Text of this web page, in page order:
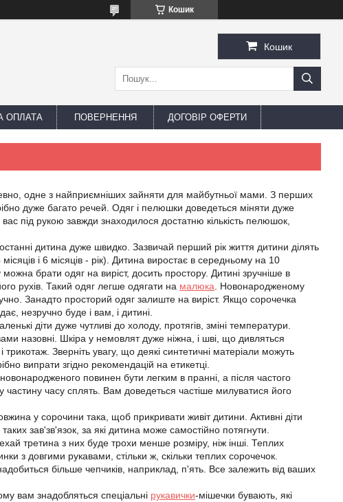
Кошик
Кошик
ОПЛАТА ПОВЕРНЕННЯ ДОГОВІР ОФЕРТИ
одне з найприємніших зайняти для майбутньої мами. З перших
дуже багато речей. Одяг і пелюшки доведеться міняти дуже
під рукою завжди знаходилося достатню кількість пелюшок,
дитина дуже швидко. Зазвичай перший рік життя дитини ділять
і 6 місяців - рік). Дитина виростає в середньому на 10
брати одяг на виріст, досить простору. Дитині зручніше в
рухів. Такий одяг легше одягати на малюка . Новонародженому
Занадто просторий одяг залиште на виріст. Якщо сорочечка
незручно буде і вам, і дитині.
діти дуже чутливі до холоду, протягів, зміні температури.
назовні. Шкіра у немовлят дуже ніжна, і шві, що дивляться
Зверніть увагу, що деякі синтетичні матеріали можуть
випрати згідно рекомендацій на етикетці.
повинен бути легким в пранні, а після частого
часу сплять. Вам доведеться частіше милуватися його
у сорочини така, щоб прикривати живіт дитини. Активні діти
зав'зв'язок, за які дитина може самостійно потягнути.
третина з них буде трохи менше розміру, ніж інші. Теплих
з довгими рукавами, стільки ж, скільки теплих сорочечок.
більше чепчиків, наприклад, п'ять. Все залежить від ваших
вам знадобляться спеціальні рукавички-мішечки бувають, які